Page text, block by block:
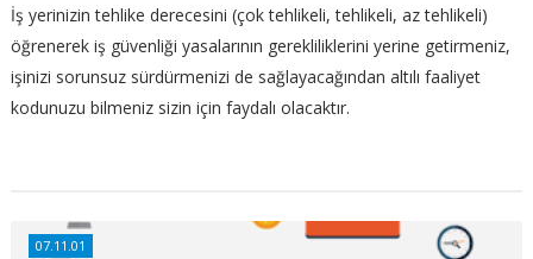
İş yerinizin tehlike derecesini (çok tehlikeli, tehlikeli, az tehlikeli)
öğrenerek iş güvenliği yasalarının gerekliliklerini yerine getirmeniz,
işinizi sorunsuz sürdürmenizi de sağlayacağından altılı faaliyet
kodunuzu bilmeniz sizin için faydalı olacaktır.
07.11.01